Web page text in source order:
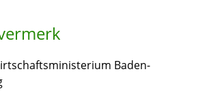
Baden-